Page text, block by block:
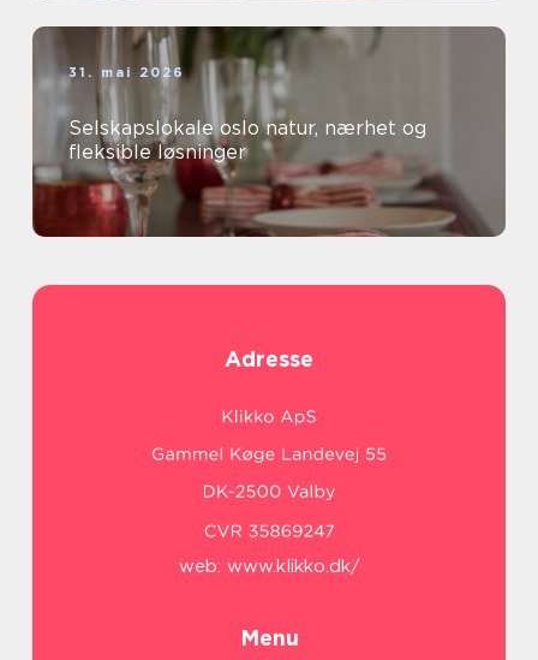
31. mai 2026
Selskapslokale oslo natur, nærhet og
fleksible løsninger
Adresse
web: www.klikko.dk/
Menu